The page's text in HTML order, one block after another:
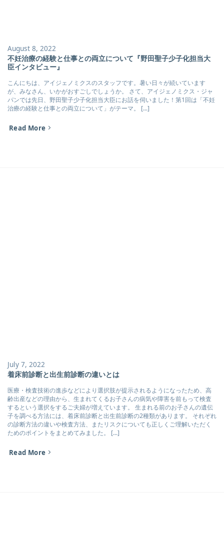
August 8, 2022
不妊治療の経験と仕事との両立について『野田聖子少子化担当大
臣インタビュー』
こんにちは、アイジェノミクスのスタッフです。暑い日々が続いています
が、みなさん、いかがおすごしでしょうか。 さて、アイジェノミクス・ジャ
パンでは先日、野田聖子少子化担当大臣にお話を伺いました！第1回は「不妊
治療の経験と仕事との両立について」がテーマ。 [...]
Read More
July 7, 2022
着床前診断と出生前診断の違いとは
医療・検査技術の進歩などにより選択肢が提示されるようになったため、高
齢出産などの理由から、生まれてくるお子さんの病気や障害を前もって検査
するという選択をするご夫婦が増えています。 生まれる前のお子さんの遺伝
子を調べる方法には、着床前診断と出生前診断の2種類があります。 それぞれ
の診断方法の違いや検査方法、またリスクについても正しくご理解いただく
ためのポイントをまとめてみました。 [...]
Read More